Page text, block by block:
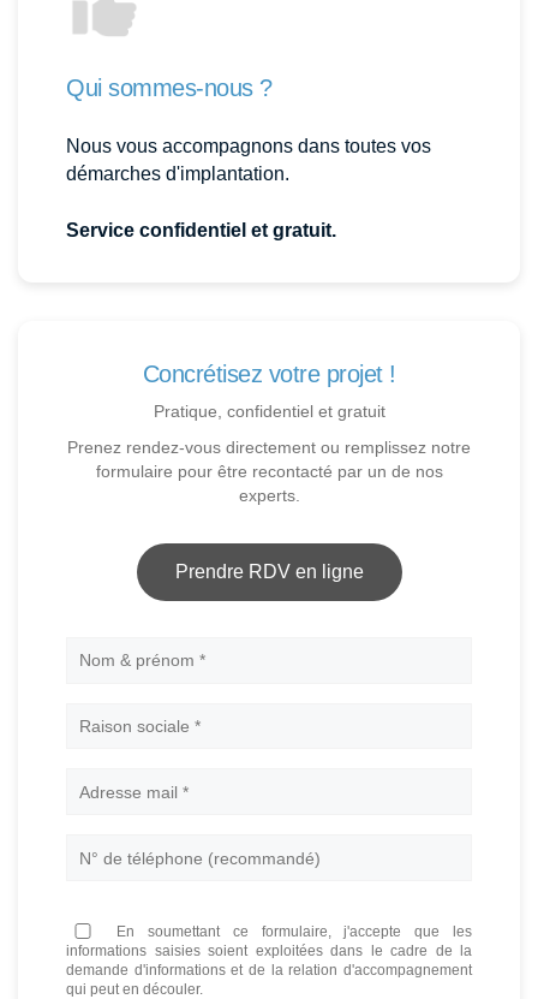
Qui sommes-nous ?
Nous vous accompagnons dans toutes vos
démarches d'implantation.
Service confidentiel et gratuit.
Concrétisez votre projet !
Pratique, confidentiel et gratuit
Prenez rendez-vous directement ou remplissez notre
formulaire pour être recontacté par un de nos
experts.
Prendre RDV en ligne
Nom
En soumettant ce formulaire, j'accepte que les
informations saisies soient exploitées dans le cadre de la
demande d'informations et de la relation d'accompagnement
qui peut en découler.